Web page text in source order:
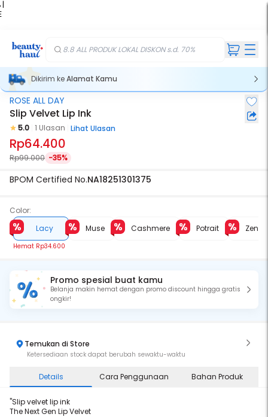
|
8.8 ALL PRODUK LOKAL DISKON s.d. 70%
Dikirim keAlamat Kamu
ROSE ALL DAY
Slip Velvet Lip Ink
5.0 1 Ulasan Lihat Ulasan
Rp64.400
Rp99.000 -35%
BPOM Certified No.NA18251301375
Color:
Lacy
Hemat Rp34.600
Muse Cashmere Potrait Zen
Promo spesial buat kamu
Belanja makin hemat dengan promo discount hingga gratis
ongkir!
Temukan di Store
Ketersediaan stock dapat berubah sewaktu-waktu
Details Cara Penggunaan Bahan Produk
"Slip velvet lip ink
The Next Gen Lip Velvet